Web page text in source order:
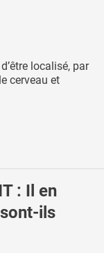
localisé, par
cerveau et
: Il en
ils